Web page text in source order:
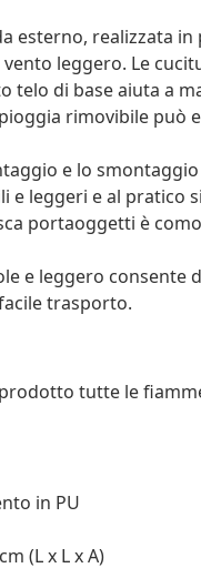
esterno, realizzata
leggero. Le
telo di base aiuta a
rimovibile può
e lo
leggeri e al pratico
portaoggetti è
e leggero
trasporto.
tutte le
in PU
(L x L x A)